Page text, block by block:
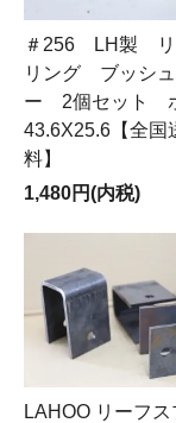
＃256 LH製 リ
リング ブッシ
ー 2個セット
43.6X25.6【全国
料】
1,480円(内税)
LAHOO リーフ